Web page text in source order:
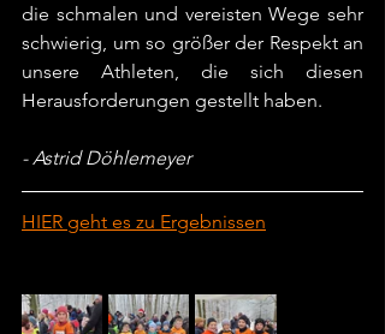
die schmalen und vereisten Wege sehr
schwierig, um so größer der Respekt an
unsere Athleten, die sich diesen
Herausforderungen gestellt haben.
- Astrid Döhlemeyer
HIER geht es zu Ergebnissen